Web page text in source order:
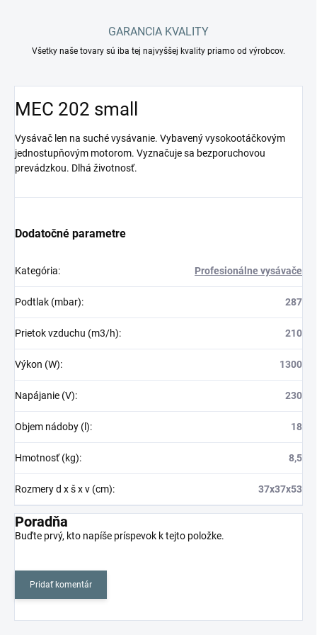
GARANCIA KVALITY
Všetky naše tovary sú iba tej najvyššej kvality priamo od výrobcov.
MEC 202 small
Vysávač len na suché vysávanie. Vybavený vysokootáčkovým
jednostupňovým motorom. Vyznačuje sa bezporuchovou
prevádzkou. Dlhá životnosť.
Dodatočné parametre
Kategória: Profesionálne vysávače
Podtlak (mbar): 287
Prietok vzduchu (m3/h): 210
Výkon (W): 1300
Napájanie (V): 230
Objem nádoby (l): 18
Hmotnosť (kg): 8,5
Rozmery d x š x v (cm): 37x37x53
Poradňa
Buďte prvý, kto napíše príspevok k tejto položke.
Pridať komentár